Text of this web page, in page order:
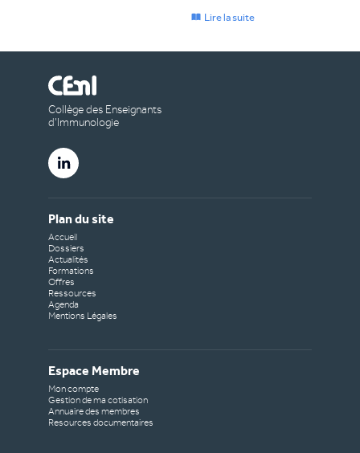
Lire la suite
Collège des Enseignants
d’Immunologie
Plan du site
Accueil
Dossiers
Actualités
Formations
Offres
Ressources
Agenda
Mentions Légales
Espace Membre
Mon compte
Gestion de ma cotisation
Annuaire des membres
Resources documentaires